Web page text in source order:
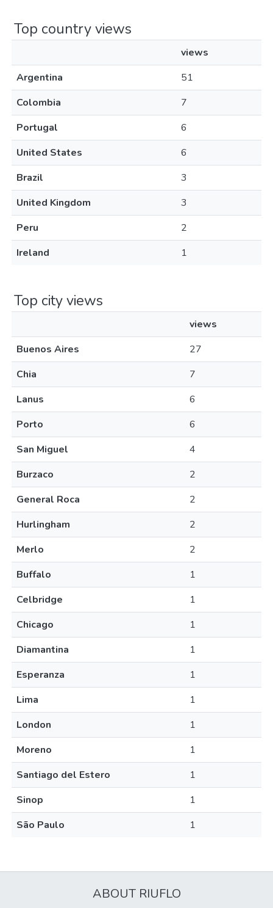
Top country views
views
Argentina
51
Colombia
7
Portugal
6
United States
6
Brazil
3
United Kingdom
3
Peru
2
Ireland
1
Top city views
views
Buenos Aires
27
Chia
7
Lanus
6
Porto
6
San Miguel
4
Burzaco
2
General Roca
2
Hurlingham
2
Merlo
2
Buffalo
1
Celbridge
1
Chicago
1
Diamantina
1
Esperanza
1
Lima
1
London
1
Moreno
1
Santiago del Estero
1
Sinop
1
São Paulo
1
ABOUT RIUFLO